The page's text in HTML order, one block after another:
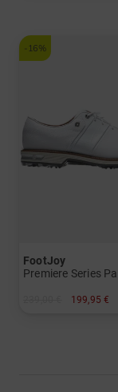
-16%
FootJoy
199,95 €